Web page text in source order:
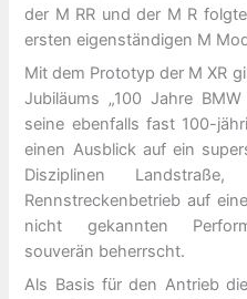
der M RR und der M R
ersten eigenständigen M
Mit dem Prototyp der M XR
Jubiläums „100 Jahre
seine ebenfalls fast 100-
einen Ausblick auf ein
Disziplinen Landstraße,
Rennstreckenbetrieb auf
nicht gekannten
souverän beherrscht.
Als Basis für den Antrieb